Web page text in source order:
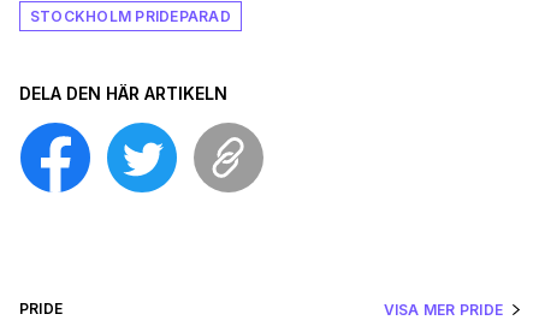
STOCKHOLM PRIDEPARAD
DELA DEN HÄR ARTIKELN
PRIDE VISA MER PRIDE